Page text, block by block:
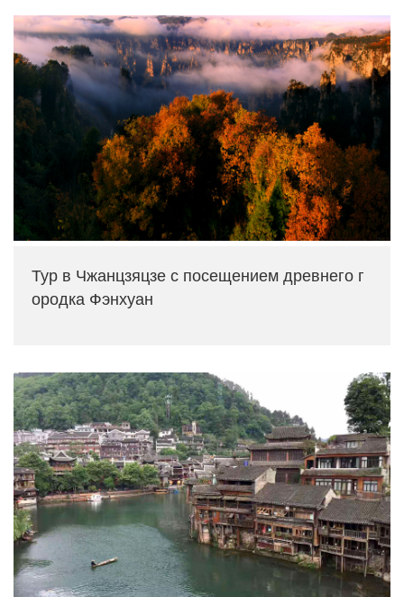
Тур в Чжанцзяцзе с посещением древнего г
ородка Фэнхуан